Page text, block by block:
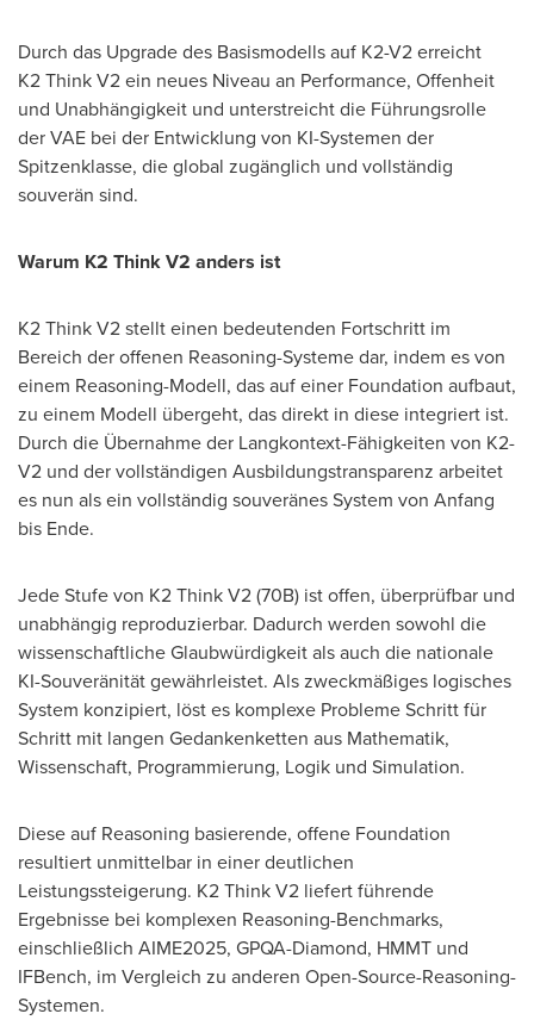
Durch das Upgrade des Basismodells auf K2-V2 erreicht
K2 Think V2 ein neues Niveau an Performance, Offenheit
und Unabhängigkeit und unterstreicht die Führungsrolle
der VAE bei der Entwicklung von KI-Systemen der
Spitzenklasse, die global zugänglich und vollständig
souverän sind.
Warum K2 ThinkV2 anders ist
K2 Think V2 stellt einen bedeutenden Fortschritt im
Bereich der offenen Reasoning-Systeme dar, indem es von
einem Reasoning-Modell, das auf einer Foundation aufbaut,
zu einem Modell übergeht, das direkt in diese integriert ist.
Durch die Übernahme der Langkontext-Fähigkeiten von K2-
V2 und der vollständigen Ausbildungstransparenz arbeitet
es nun als ein vollständig souveränes System von Anfang
bis Ende.
Jede Stufe von K2 Think V2 (70B) ist offen, überprüfbar und
unabhängig reproduzierbar. Dadurch werden sowohl die
wissenschaftliche Glaubwürdigkeit als auch die nationale
KI-Souveränität gewährleistet. Als zweckmäßiges logisches
System konzipiert, löst es komplexe Probleme Schritt für
Schritt mit langen Gedankenketten aus Mathematik,
Wissenschaft, Programmierung, Logik und Simulation.
Diese auf Reasoning basierende, offene Foundation
resultiert unmittelbar in einer deutlichen
Leistungssteigerung. K2 Think V2 liefert führende
Ergebnisse bei komplexen Reasoning-Benchmarks,
einschließlich AIME2025, GPQA-Diamond, HMMT und
IFBench, im Vergleich zu anderen Open-Source-Reasoning-
Systemen.